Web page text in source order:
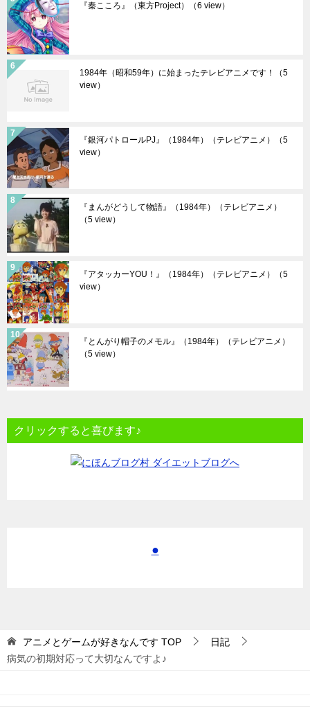
『秦こころ』（東方Project） （6 view）
1984年（昭和59年）に始まったテレビアニメです！
（5
view）
『銀河パトロールPJ』（1984年）（テレビアニメ）
（5
view）
『まんがどうして物語』（1984年）（テレビアニメ）
（5 view）
『アタッカーYOU！』（1984年）（テレビアニメ）
（5
view）
『とんがり帽子のメモル』（1984年）（テレビアニメ）
（5 view）
クリックすると喜びます♪
●
アニメとゲームが好きなんです TOP
日記
病気の初期対応って大切なんですよ♪